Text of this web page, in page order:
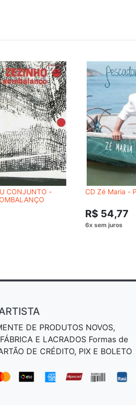
CONJUNTO -
CD Zé Maria -
R$ 54,77
DE PRODUTOS NOVOS,
E LACRADOS Formas de
DE CRÉDITO, PIX E BOLETO